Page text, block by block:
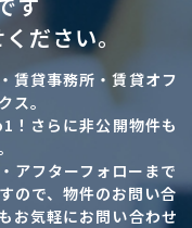
ださい。
賃貸事務所・賃貸オフ
ス。
！さらに非公開物件も
アフターフォローまで
ので、物件のお問い合
お気軽にお問い合わせ